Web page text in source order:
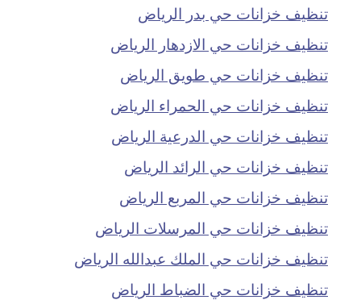
تنظيف خزانات حي بدر الرياض
تنظيف خزانات حي الازدهار الرياض
تنظيف خزانات حي طويق الرياض
تنظيف خزانات حي الحمراء الرياض
تنظيف خزانات حي الدرعية الرياض
تنظيف خزانات حي الرائد الرياض
تنظيف خزانات حي المربع الرياض
تنظيف خزانات حي المرسلات الرياض
تنظيف خزانات حي الملك عبدالله الرياض
تنظيف خزانات حي الضباط الرياض